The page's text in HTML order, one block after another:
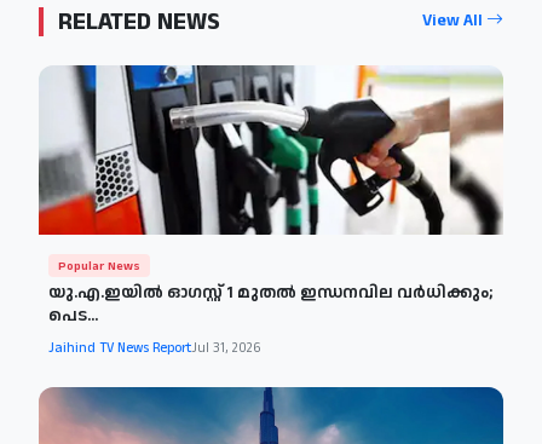
RELATED NEWS View All
Popular News
യു.എ.ഇയില്‍ ഓഗസ്റ്റ് 1 മുതല്‍ ഇന്ധനവില വര്‍ധിക്കും;
പെട...
Jaihind TV News ReportJul 31, 2026